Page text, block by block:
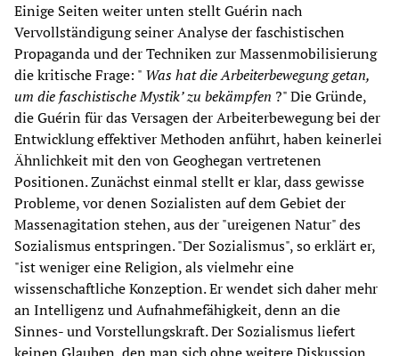
Einige Seiten weiter unten stellt Guérin nach
Vervollständigung seiner Analyse der faschistischen
Propaganda und der Techniken zur Massenmobilisierung
die kritische Frage: " Was hat die Arbeiterbewegung getan,
um die faschistische Mystik’ zu bekämpfen ?" Die Gründe,
die Guérin für das Versagen der Arbeiterbewegung bei der
Entwicklung effektiver Methoden anführt, haben keinerlei
Ähnlichkeit mit den von Geoghegan vertretenen
Positionen. Zunächst einmal stellt er klar, dass gewisse
Probleme, vor denen Sozialisten auf dem Gebiet der
Massenagitation stehen, aus der "ureigenen Natur" des
Sozialismus entspringen. "Der Sozialismus", so erklärt er,
"ist weniger eine Religion, als vielmehr eine
wissenschaftliche Konzeption. Er wendet sich daher mehr
an Intelligenz und Aufnahmefähigkeit, denn an die
Sinnes- und Vorstellungskraft. Der Sozialismus liefert